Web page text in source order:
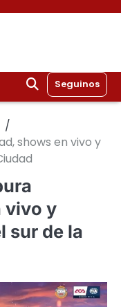
Seguinos
shows en vivo y
vivo y
sur de la